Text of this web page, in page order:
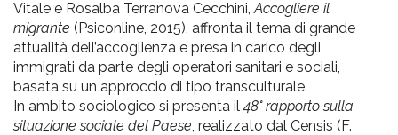
Vitale e Rosalba Terranova Cecchini,Accogliere il
migrante (Psiconline, 2015), affronta il tema di grande
attualità dell’accoglienza e presa in carico degli
immigrati da parte degli operatori sanitari e sociali,
basata su un approccio di tipo transculturale.
In ambito sociologico si presenta il48° rapporto sulla
situazione sociale del Paese, realizzato dal Censis (F.